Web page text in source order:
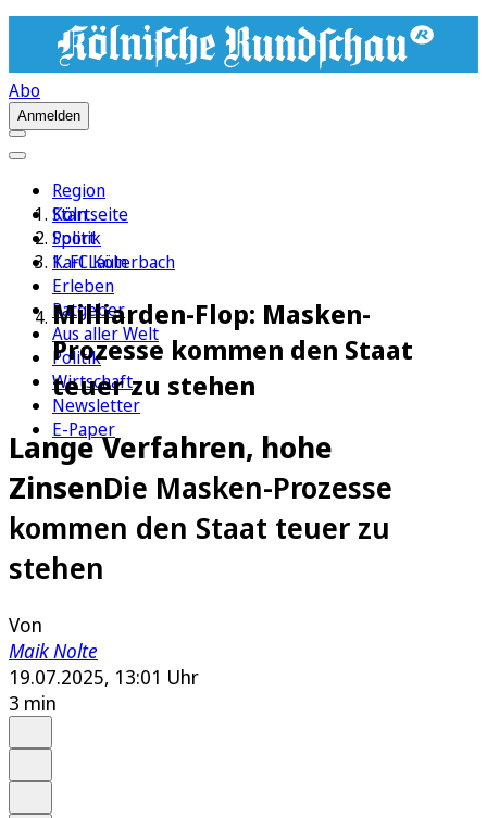
Abo
Anmelden
Region
Köln
Sport
1. FC Köln
Erleben
Ratgeber
Aus aller Welt
Politik
Wirtschaft
Newsletter
E-Paper
Startseite
Politik
Karl Lauterbach
Milliarden-Flop: Masken-
Prozesse kommen den Staat
teuer zu stehen
Lange Verfahren, hohe
ZinsenDie Masken-Prozesse
kommen den Staat teuer zu
stehen
Von
Maik Nolte
19.07.2025, 13:01 Uhr
3 min